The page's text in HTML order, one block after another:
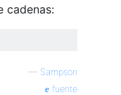
cadenas:
— Sampson
fuente